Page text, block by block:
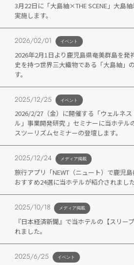
3月22日に「大島紬×THE SCENE」大島
実施します。
2026/02/01 イベント
2026年2月1日より鹿児島県奄美群島を発
史を持つ世界三大織物である「大島紬」
す。
2025/12/25 イベント
2026/2/27（金）に開催する「ウェルネ
ル」事業開発研究 」セミナーに当ホテル
スツーリズムセミナーの登壇します。
2025/12/24 メディア掲載
旅行アプリ「NEWT（ニュート）で鹿児
おすすめ24選に当ホテルが紹介されました
2025/10/18 メディア掲載
『日本経済新聞』で当ホテルの【スリー
れました。
2025/6/25 イベント